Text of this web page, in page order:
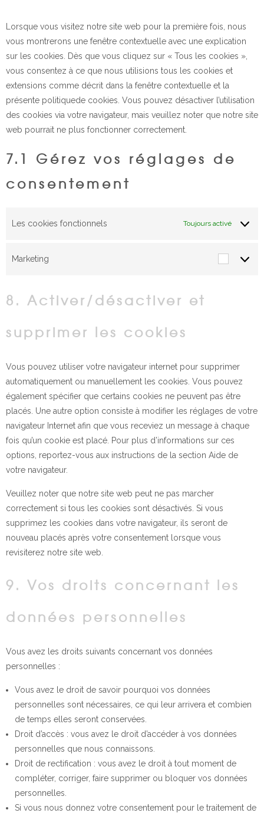
Lorsque vous visitez notre site web pour la première fois, nous
vous montrerons une fenêtre contextuelle avec une explication
sur les cookies. Dès que vous cliquez sur « Tous les cookies »,
vous consentez à ce que nous utilisions tous les cookies et
extensions comme décrit dans la fenêtre contextuelle et la
présente politiquede cookies. Vous pouvez désactiver l’utilisation
des cookies via votre navigateur, mais veuillez noter que notre site
web pourrait ne plus fonctionner correctement.
7.1 Gérez vos réglages de
consentement
Les cookies fonctionnels Toujours activé
Marketing
8. Activer/désactiver et
supprimer les cookies
Vous pouvez utiliser votre navigateur internet pour supprimer
automatiquement ou manuellement les cookies. Vous pouvez
également spécifier que certains cookies ne peuvent pas être
placés. Une autre option consiste à modifier les réglages de votre
navigateur Internet afin que vous receviez un message à chaque
fois qu’un cookie est placé. Pour plus d’informations sur ces
options, reportez-vous aux instructions de la section Aide de
votre navigateur.
Veuillez noter que notre site web peut ne pas marcher
correctement si tous les cookies sont désactivés. Si vous
supprimez les cookies dans votre navigateur, ils seront de
nouveau placés après votre consentement lorsque vous
revisiterez notre site web.
9. Vos droits concernant les
données personnelles
Vous avez les droits suivants concernant vos données
personnelles :
Vous avez le droit de savoir pourquoi vos données
personnelles sont nécessaires, ce qui leur arrivera et combien
de temps elles seront conservées.
Droit d’accès : vous avez le droit d’accéder à vos données
personnelles que nous connaissons.
Droit de rectification : vous avez le droit à tout moment de
compléter, corriger, faire supprimer ou bloquer vos données
personnelles.
Si vous nous donnez votre consentement pour le traitement de